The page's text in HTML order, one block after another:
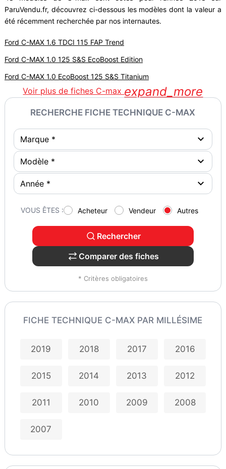
ParuVendu.fr, découvrez ci-dessous les modèles dont la valeur a
été récemment recherchée par nos internautes.
Ford C-MAX 1.6 TDCI 115 FAP Trend
Ford C-MAX 1.0 125 S&S EcoBoost Edition
Ford C-MAX 1.0 EcoBoost 125 S&S Titanium
Voir plus de fiches C-max expand_more
RECHERCHE FICHE TECHNIQUE C-MAX
VOUS ÊTES : Acheteur Vendeur Autres
Rechercher
Comparer des fiches
* Critères obligatoires
FICHE TECHNIQUE C-MAX PAR MILLÉSIME
2019 2018 2017 2016
2015 2014 2013 2012
2011 2010 2009 2008
2007